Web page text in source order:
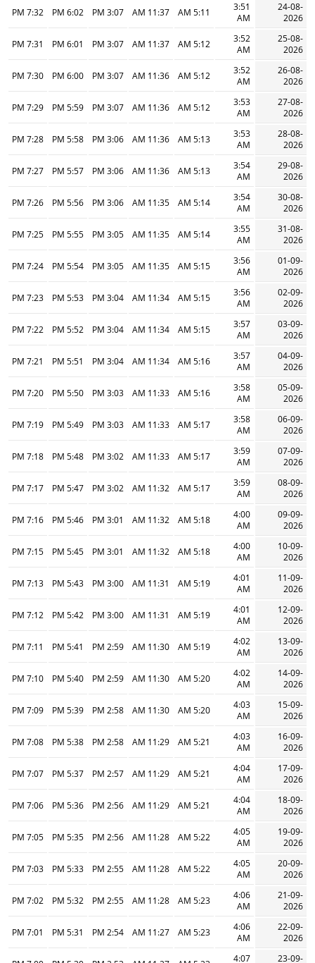
24-08-
2026
3:51
AM
5:11 AM
11:37 AM
3:07 PM
6:02 PM
7:32 PM
25-08-
2026
3:52
AM
5:12 AM
11:37 AM
3:07 PM
6:01 PM
7:31 PM
26-08-
2026
3:52
AM
5:12 AM
11:36 AM
3:07 PM
6:00 PM
7:30 PM
27-08-
2026
3:53
AM
5:12 AM
11:36 AM
3:07 PM
5:59 PM
7:29 PM
28-08-
2026
3:53
AM
5:13 AM
11:36 AM
3:06 PM
5:58 PM
7:28 PM
29-08-
2026
3:54
AM
5:13 AM
11:36 AM
3:06 PM
5:57 PM
7:27 PM
30-08-
2026
3:54
AM
5:14 AM
11:35 AM
3:06 PM
5:56 PM
7:26 PM
31-08-
2026
3:55
AM
5:14 AM
11:35 AM
3:05 PM
5:55 PM
7:25 PM
01-09-
2026
3:56
AM
5:15 AM
11:35 AM
3:05 PM
5:54 PM
7:24 PM
02-09-
2026
3:56
AM
5:15 AM
11:34 AM
3:04 PM
5:53 PM
7:23 PM
03-09-
2026
3:57
AM
5:15 AM
11:34 AM
3:04 PM
5:52 PM
7:22 PM
04-09-
2026
3:57
AM
5:16 AM
11:34 AM
3:04 PM
5:51 PM
7:21 PM
05-09-
2026
3:58
AM
5:16 AM
11:33 AM
3:03 PM
5:50 PM
7:20 PM
06-09-
2026
3:58
AM
5:17 AM
11:33 AM
3:03 PM
5:49 PM
7:19 PM
07-09-
2026
3:59
AM
5:17 AM
11:33 AM
3:02 PM
5:48 PM
7:18 PM
08-09-
2026
3:59
AM
5:17 AM
11:32 AM
3:02 PM
5:47 PM
7:17 PM
09-09-
2026
4:00
AM
5:18 AM
11:32 AM
3:01 PM
5:46 PM
7:16 PM
10-09-
2026
4:00
AM
5:18 AM
11:32 AM
3:01 PM
5:45 PM
7:15 PM
11-09-
2026
4:01
AM
5:19 AM
11:31 AM
3:00 PM
5:43 PM
7:13 PM
12-09-
2026
4:01
AM
5:19 AM
11:31 AM
3:00 PM
5:42 PM
7:12 PM
13-09-
2026
4:02
AM
5:19 AM
11:30 AM
2:59 PM
5:41 PM
7:11 PM
14-09-
2026
4:02
AM
5:20 AM
11:30 AM
2:59 PM
5:40 PM
7:10 PM
15-09-
2026
4:03
AM
5:20 AM
11:30 AM
2:58 PM
5:39 PM
7:09 PM
16-09-
2026
4:03
AM
5:21 AM
11:29 AM
2:58 PM
5:38 PM
7:08 PM
17-09-
2026
4:04
AM
5:21 AM
11:29 AM
2:57 PM
5:37 PM
7:07 PM
18-09-
2026
4:04
AM
5:21 AM
11:29 AM
2:56 PM
5:36 PM
7:06 PM
19-09-
2026
4:05
AM
5:22 AM
11:28 AM
2:56 PM
5:35 PM
7:05 PM
20-09-
2026
4:05
AM
5:22 AM
11:28 AM
2:55 PM
5:33 PM
7:03 PM
21-09-
2026
4:06
AM
5:23 AM
11:28 AM
2:55 PM
5:32 PM
7:02 PM
22-09-
2026
4:06
AM
5:23 AM
11:27 AM
2:54 PM
5:31 PM
7:01 PM
23-09-
4:07